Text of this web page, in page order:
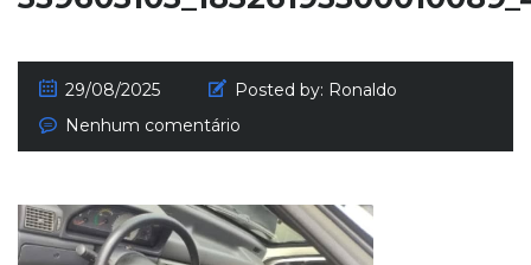
29/08/2025 Posted by: Ronaldo
Nenhum comentário